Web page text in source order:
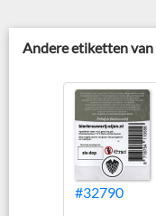
Andere etiketten van
#32790